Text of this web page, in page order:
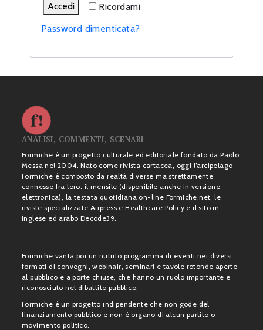
Ricordami
Accedi
Password dimenticata?
ANALISI, COMMENTI, SCENARI
Formiche è un progetto culturale ed editoriale fondato da Paolo
Messa nel 2004. Nato come rivista cartacea, oggi l’arcipelago
Formiche è composto da realtà diverse ma strettamente
connesse fra loro: il mensile (disponibile anche in versione
elettronica), la testata quotidiana on-line Formiche.net, le
riviste specializzate Airpress e Healthcare Policy e il sito in
inglese ed arabo Decode39.
Formiche vanta poi un nutrito programma di eventi nei diversi
formati di convegni, webinair, seminari e tavole rotonde aperte
al pubblico e a porte chiuse, che hanno un ruolo importante e
riconosciuto nel dibattito pubblico.
Formiche è un progetto indipendente che non gode del
finanziamento pubblico e non è organo di alcun partito o
movimento politico.